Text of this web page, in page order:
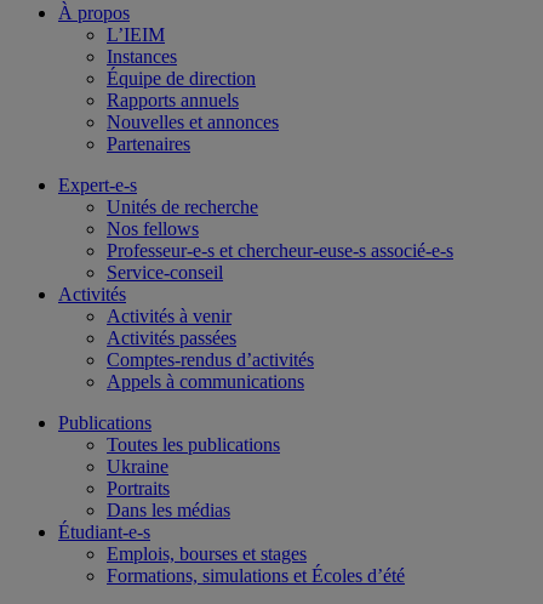
À propos
L’IEIM
Instances
Équipe de direction
Rapports annuels
Nouvelles et annonces
Partenaires
Expert-e-s
Unités de recherche
Nos fellows
Professeur-e-s et chercheur-euse-s associé-e-s
Service-conseil
Activités
Activités à venir
Activités passées
Comptes-rendus d’activités
Appels à communications
Publications
Toutes les publications
Ukraine
Portraits
Dans les médias
Étudiant-e-s
Emplois, bourses et stages
Formations, simulations et Écoles d’été